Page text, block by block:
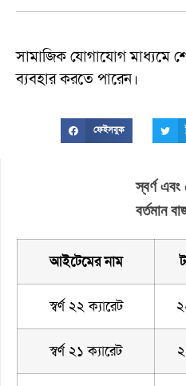
সামাজিক যোগাযোগ মাধ্যমে
ব্যবহার করতে পারেন।
ফেইসবুক
স্বর্ণ
বর্তমান
আইটেমের নাম
স্বর্ণ ২২ ক্যারেট
স্বর্ণ ২১ ক্যারেট